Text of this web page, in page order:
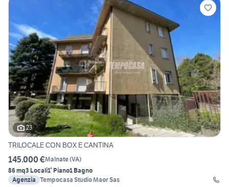
23
TRILOCALE CON BOX E CANTINA
145.000 €Malnate(VA)
86 mq3 Locali1° Piano1 Bagno
Agenzia Tempocasa Studio Maor Sas